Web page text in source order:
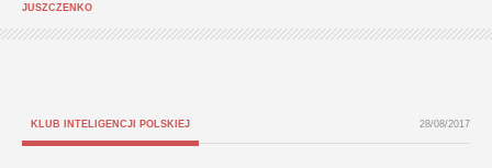
JUSZCZENKO
KLUB INTELIGENCJI POLSKIEJ 28/08/2017